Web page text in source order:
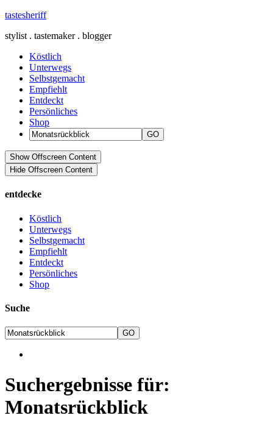
tastesheriff
stylist . tastemaker . blogger
Köstlich
Unterwegs
Selbstgemacht
Empfiehlt
Entdeckt
Persönliches
Shop
Show Offscreen Content
Hide Offscreen Content
entdecke
Köstlich
Unterwegs
Selbstgemacht
Empfiehlt
Entdeckt
Persönliches
Shop
Suche
Suchergebnisse für:
Monatsrückblick